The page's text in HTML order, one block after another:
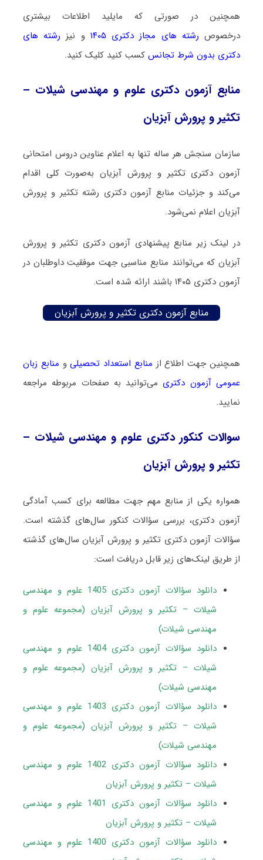
همچنین در صورتی که مایلید اطلاعات بیشتری
درخصوص رشته های مجاز دکتری ۱۴۰۵ و نیز رشته های
دکتری بدون شرط تجانسکسب کنید کلیک کنید.
منابع آزمون دکتری علوم و مهندسی شیلات –
تکثیر و پرورش آبزیان
سازمان سنجش هر ساله تنها به اعلام عناوین دروس امتحانی
آزمون دکتری تکثیر و پرورش آبزیان به‌صورت کلی اقدام
می‌کند و جزئیات منابع آزمون دکتری رشته تکثیر و پرورش
آبزیان اعلام نمی‌شود.
در لینک زیر منابع پیشنهادی آزمون دکتری تکثیر و پرورش
آبزیان که می‌توانند منابع مناسبی جهت موفقیت داوطلبان در
آزمون دکتری ۱۴۰۵ باشند ارائه شده است.
منابع آزمون دکتری تکثیر و پرورش آبزیان
همچنین جهت اطلاع از منابع استعداد تحصیلیو منابع زبان
عمومی آزمون دکتری می‌توانید به صفحات مربوطه مراجعه
نمایید.
سوالات کنکور دکتری علوم و مهندسی شیلات –
تکثیر و پرورش آبزیان
همواره یکی از منابع مهم جهت مطالعه برای کسب آمادگی
آزمون دکتری، بررسی سؤالات کنکور سال‌های گذشته است.
سؤالات آزمون دکتری تکثیر و پرورش آبزیان سال‌های گذشته
از طریق لینک‌های زیر قابل دریافت است:
دانلود سؤالات آزمون دکتری 1405 علوم و مهندسی
شیلات – تکثیر و پرورش آبزیان (مجموعه علوم و
مهندسی شیلات)
دانلود سؤالات آزمون دکتری 1404 علوم و مهندسی
شیلات – تکثیر و پرورش آبزیان (مجموعه علوم و
مهندسی شیلات)
دانلود سؤالات آزمون دکتری 1403 علوم و مهندسی
شیلات – تکثیر و پرورش آبزیان (مجموعه علوم و
مهندسی شیلات)
دانلود سؤالات آزمون دکتری 1402 علوم و مهندسی
شیلات – تکثیر و پرورش آبزیان
دانلود سؤالات آزمون دکتری 1401 علوم و مهندسی
شیلات – تکثیر و پرورش آبزیان
دانلود سؤالات آزمون دکتری 1400 علوم و مهندسی